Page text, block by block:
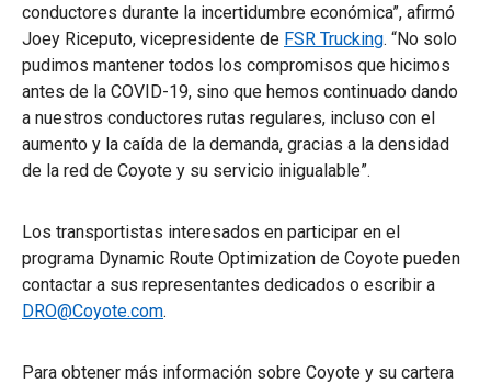
conductores durante la incertidumbre económica”, afirmó
Joey Riceputo, vicepresidente de FSR Trucking. “No solo
pudimos mantener todos los compromisos que hicimos
antes de la COVID-19, sino que hemos continuado dando
a nuestros conductores rutas regulares, incluso con el
aumento y la caída de la demanda, gracias a la densidad
de la red de Coyote y su servicio inigualable”.
Los transportistas interesados en participar en el
programa Dynamic Route Optimization de Coyote pueden
contactar a sus representantes dedicados o escribir a
DRO@Coyote.com.
Para obtener más información sobre Coyote y su cartera